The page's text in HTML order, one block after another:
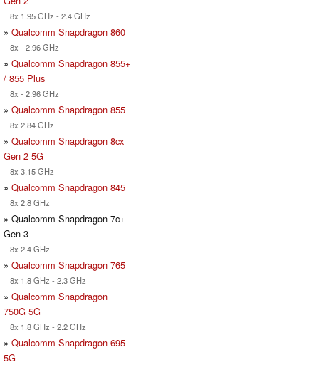
8x 1.95 GHz - 2.4 GHz
» Qualcomm Snapdragon 860
8x - 2.96 GHz
» Qualcomm Snapdragon 855+
/ 855 Plus
8x - 2.96 GHz
» Qualcomm Snapdragon 855
8x 2.84 GHz
» Qualcomm Snapdragon 8cx
Gen 2 5G
8x 3.15 GHz
» Qualcomm Snapdragon 845
8x 2.8 GHz
» Qualcomm Snapdragon 7c+
Gen 3
8x 2.4 GHz
» Qualcomm Snapdragon 765
8x 1.8 GHz - 2.3 GHz
» Qualcomm Snapdragon
750G 5G
8x 1.8 GHz - 2.2 GHz
» Qualcomm Snapdragon 695
5G